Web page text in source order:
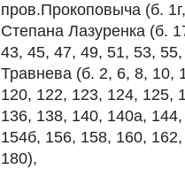
пров.Прокоповыча (б.
Степана Лазуренка (б.
43, 45, 47, 49, 51, 53,
Травнева (б. 2, 6, 8, 10,
120, 122, 123, 124, 125,
136, 138, 140, 140а,
154б, 156, 158, 160,
180),